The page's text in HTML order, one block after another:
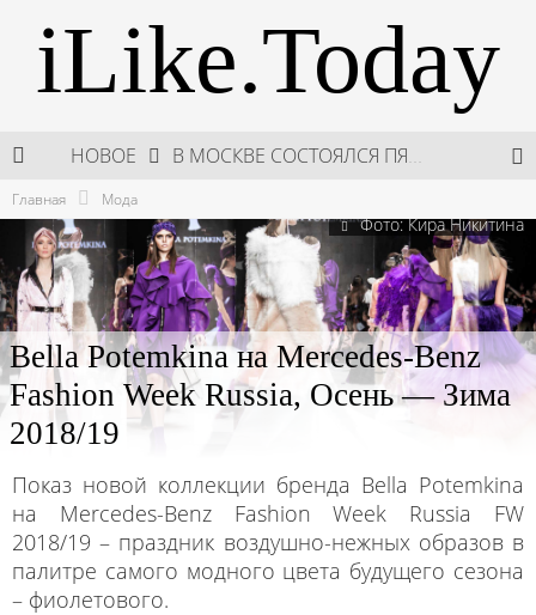
iLike.Today
НОВОЕ
ШКОЛА ШЕФА: КУХНЯ НОВОГО ВРЕМЕНИ 2026
ПОДАРКИ, КОТОРЫЕ ТОЧНО ПОРАДУЮТ БЛИЗКИХ В МАЙСКИЕ ПРАЗДНИКИ
Главная Мода
Фото: Кира Никитина
Bella Potemkina на Mercedes-Benz
Fashion Week Russia, Осень — Зима
2018/19
Показ новой коллекции бренда Bella Potemkina
на Mercedes-Benz Fashion Week Russia FW
2018/19 – праздник воздушно-нежных образов в
палитре самого модного цвета будущего сезона
– фиолетового.